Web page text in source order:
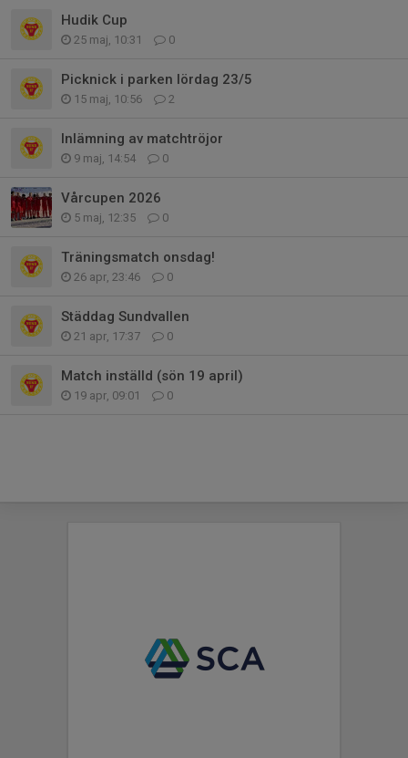
Hudik Cup
25 maj, 10:31 0
Picknick i parken lördag 23/5
15 maj, 10:56 2
Inlämning av matchtröjor
9 maj, 14:54 0
Vårcupen 2026
5 maj, 12:35 0
Träningsmatch onsdag!
26 apr, 23:46 0
Städdag Sundvallen
21 apr, 17:37 0
Match inställd (sön 19 april)
19 apr, 09:01 0